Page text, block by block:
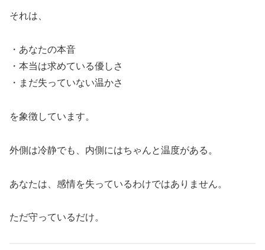
それは、
・あなたの本音
・本当は求めている優しさ
・まだ失っていない温かさ
を象徴しています。
外側は冷静でも、内側にはちゃんと温度がある。
あなたは、感情を失っているわけではありません。
ただ守っているだけ。